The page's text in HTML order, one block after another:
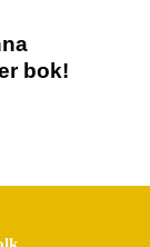
bok!